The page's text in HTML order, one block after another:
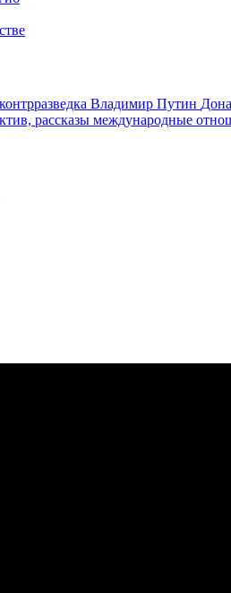
Владимир Путин
рассказы международные